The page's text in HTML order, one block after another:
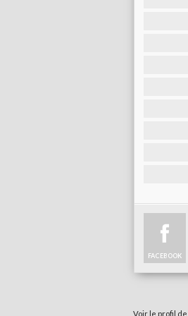
FACEBOOK
Voir le profil de